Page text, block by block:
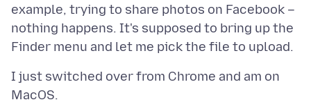
example, trying to share photos on Facebook –
nothing happens. It's supposed to bring up the
I just switched over from Chrome and am on